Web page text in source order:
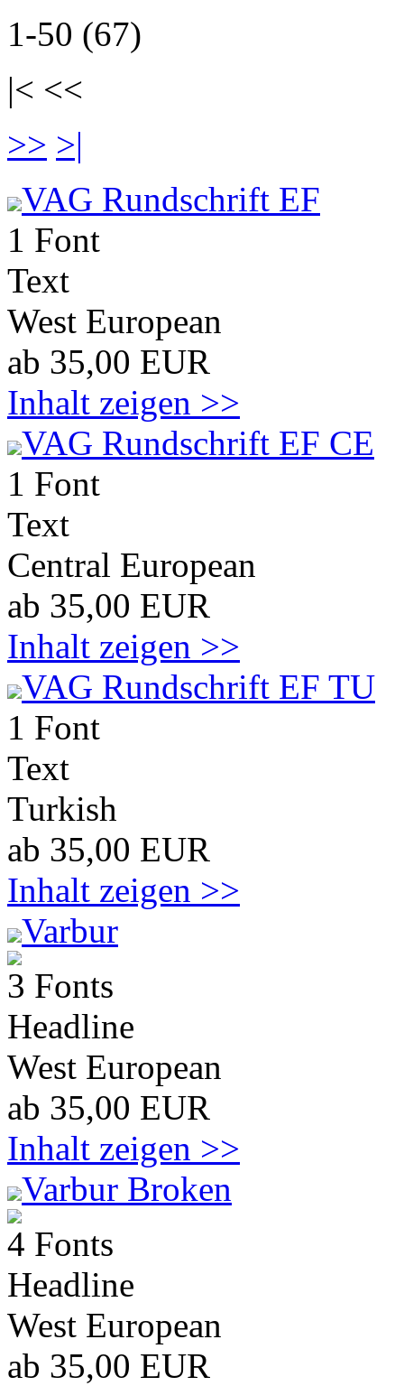
1-50 (67)
|< <<
>> >|
VAG Rundschrift EF
1 Font
Text
West European
ab 35,00 EUR
Inhalt zeigen >>
VAG Rundschrift EF CE
1 Font
Text
Central European
ab 35,00 EUR
Inhalt zeigen >>
VAG Rundschrift EF TU
1 Font
Text
Turkish
ab 35,00 EUR
Inhalt zeigen >>
Varbur
3 Fonts
Headline
West European
ab 35,00 EUR
Inhalt zeigen >>
Varbur Broken
4 Fonts
Headline
West European
ab 35,00 EUR